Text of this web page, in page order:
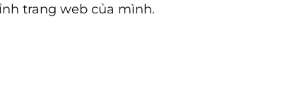
trang web của mình.